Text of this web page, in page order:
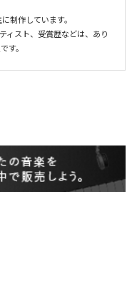
制作しています。
ィスト、受賞歴などは、あり
す。